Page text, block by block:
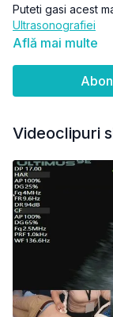
Puteti gasi acest
Ultrasonografiei
Află mai multe
Videoclipuri